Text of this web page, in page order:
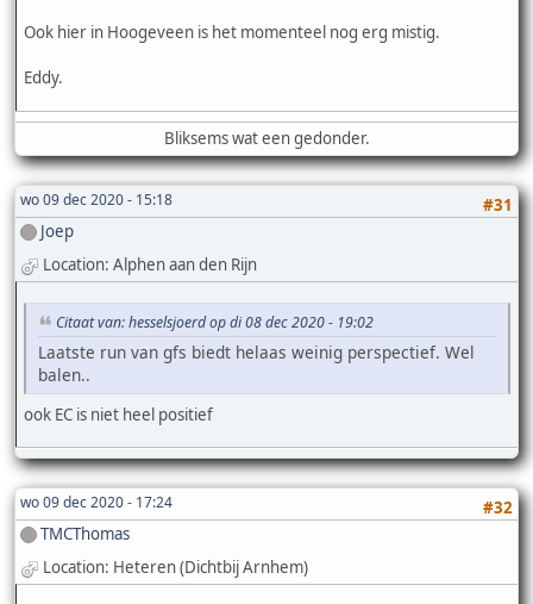
Ook hier in Hoogeveen is het momenteel nog erg mistig.
Eddy.
Bliksems wat een gedonder.
wo 09 dec 2020 - 15:18
#31
Joep
Location: Alphen aan den Rijn
Citaat van: hesselsjoerd op di 08 dec 2020 - 19:02
Laatste run van gfs biedt helaas weinig perspectief. Wel
balen..
ook EC is niet heel positief
wo 09 dec 2020 - 17:24
#32
TMCThomas
Location: Heteren (Dichtbij Arnhem)